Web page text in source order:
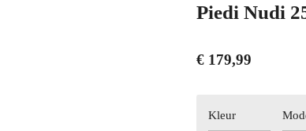
Piedi Nudi
€ 179,99
Kleur